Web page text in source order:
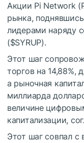
Акции Pi Network
рынка,
лидерами наряду
($SYRUP).
Этот шаг
торгов на 14,88%,
а рыночная
миллиарда
величине
капитализации,
Этот шаг совпал